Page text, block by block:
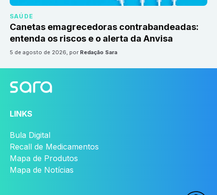
SAÚDE
Canetas emagrecedoras contrabandeadas:
entenda os riscos e o alerta da Anvisa
5 de agosto de 2026, por Redação Sara
LINKS
Bula Digital
Recall de Medicamentos
Mapa de Produtos
Mapa de Notícias